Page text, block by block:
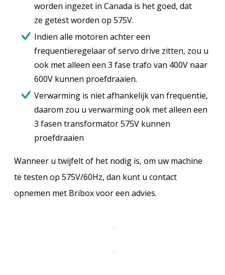
worden ingezet in Canada is het goed, dat
ze getest worden op 575V.
Indien alle motoren achter een
frequentieregelaar of servo drive zitten, zou u
ook met alleen een 3 fase trafo van 400V naar
600V kunnen proefdraaien.
Verwarming is niet afhankelijk van frequentie,
daarom zou u verwarming ook met alleen een
3 fasen transformator 575V kunnen
proefdraaien
Wanneer u twijfelt of het nodig is, om uw machine
te testen op 575V/60Hz, dan kunt u contact
opnemen met Bribox voor een advies.